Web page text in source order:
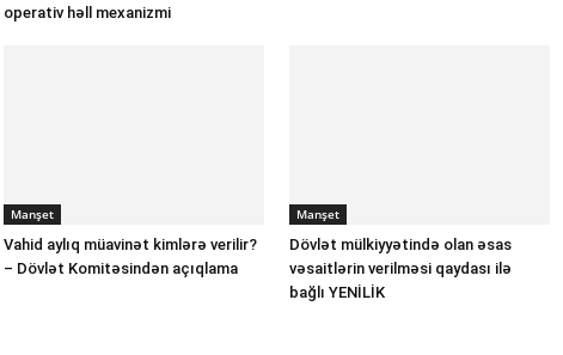
operativ həll mexanizmi
Manşet
Vahid aylıq müavinət kimlərə verilir?
– Dövlət Komitəsindən açıqlama
Manşet
Dövlət mülkiyyətində olan əsas
vəsaitlərin verilməsi qaydası ilə
bağlı YENİLİK